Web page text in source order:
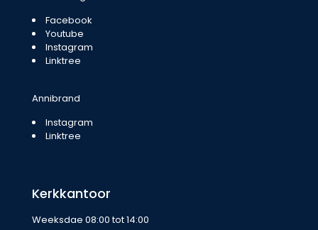
Facebook
Youtube
Instagram
Linktree
Annibrand
Instagram
Linktree
Kerkkantoor
Weeksdae 08:00 tot 14:00